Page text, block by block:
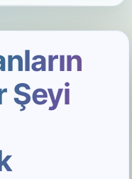
Şeyi